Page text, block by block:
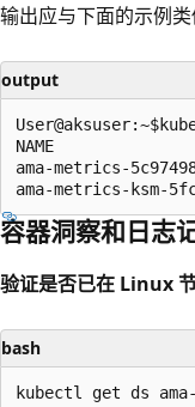
输出应与下面的示例类
output
NAME
ama-metrics-
容器洞察和日志
验证是否已在 Linux
bash